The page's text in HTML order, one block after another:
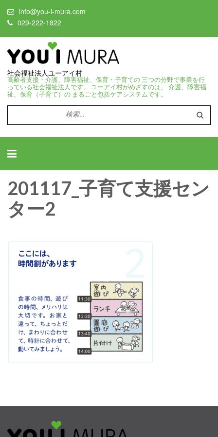
info@you-i-mura.com
029-222-1822
社会福祉法人ユーアイ村
高齢者支援・介護、障害福祉、保育・子育ての 三つの分野で事業を行
っている社会福祉法人です。 ユーアイ村がめざすのは、 介護、障害福
祉、保育（子育て）の まるごと包括ケアシステムです。
検
索:
201117_子育て支援セン
ター2